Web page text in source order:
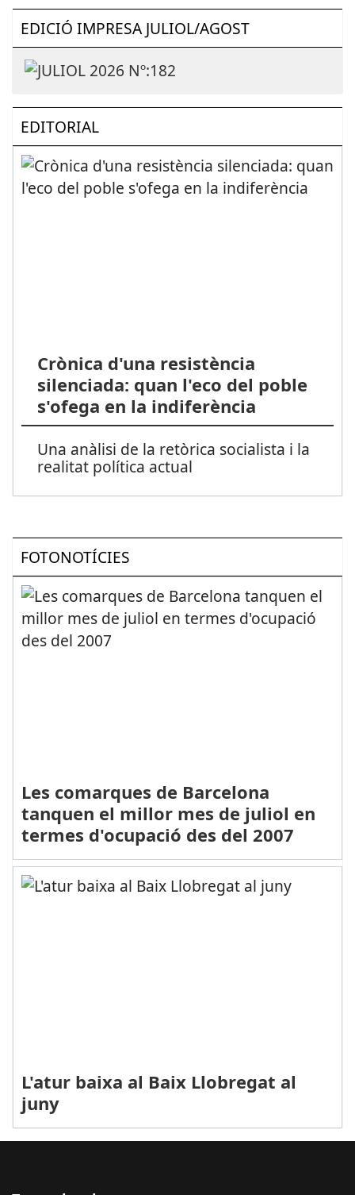
EDICIÓ IMPRESA JULIOL/AGOST
EDITORIAL
Crònica d'una resistència
silenciada: quan l'eco del poble
s'ofega en la indiferència
Una anàlisi de la retòrica socialista i la
realitat política actual
FOTONOTÍCIES
Les comarques de Barcelona
tanquen el millor mes de juliol en
termes d'ocupació des del 2007
L'atur baixa al Baix Llobregat al
juny